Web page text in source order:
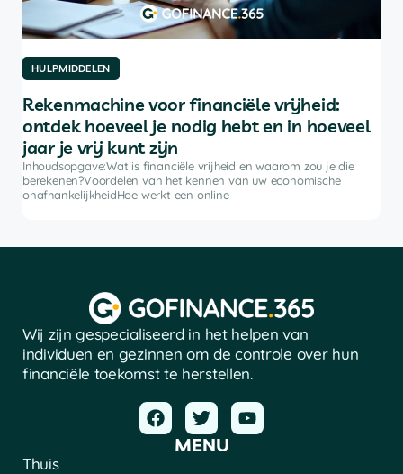
HULPMIDDELEN
Rekenmachine voor financiële vrijheid:
ontdek hoeveel je nodig hebt en in hoeveel
jaar je vrij kunt zijn
Inhoudsopgave:Wat is financiële vrijheid en waarom zou je die
berekenen?Voordelen van het kennen van uw economische
onafhankelijkheidHoe werkt een online
Wij zijn gespecialiseerd in het helpen van
individuen en gezinnen om de controle over hun
financiële toekomst te herstellen.
MENU
Thuis